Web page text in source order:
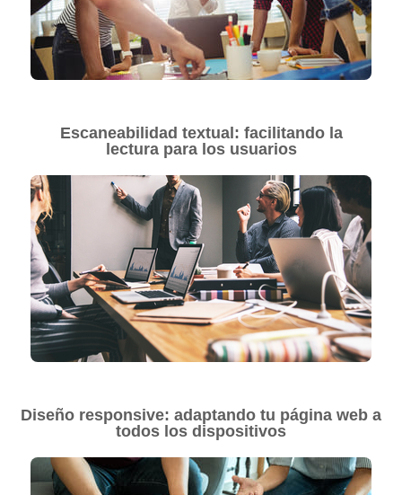
Escaneabilidad textual: facilitando la
lectura para los usuarios
Diseño responsive: adaptando tu página web a
todos los dispositivos